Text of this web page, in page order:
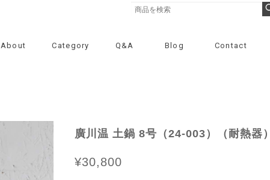
About Category Q&A Blog Contact
廣川温 土鍋 8号（24-003）（耐熱器）
¥30,800